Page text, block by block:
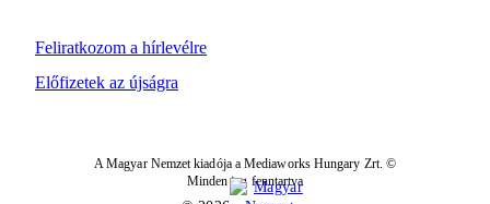
Feliratkozom a hírlevélre
Előfizetek az újságra
A Magyar Nemzet kiadója a Mediaworks Hungary Zrt. ©
Minden jog fenntartva